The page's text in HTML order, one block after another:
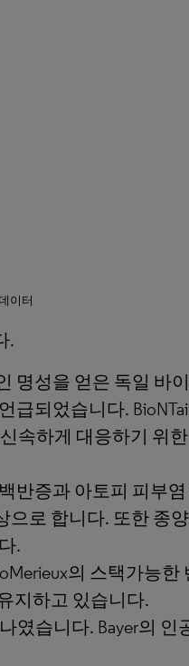
이터
.
명성을 얻은 독일 바
급되었습니다.
속하게 대응하기 위
반증과 아토피 피부
으로 합니다. 또한 종
.
의 스택가능
지하고 있습니다.
습니다. Bayer의 인